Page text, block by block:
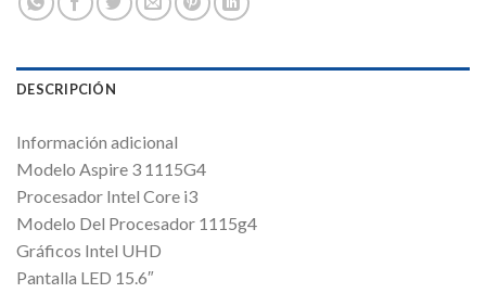
DESCRIPCIÓN
Información adicional
Modelo Aspire 3 1115G4
Procesador Intel Core i3
Modelo Del Procesador 1115g4
Gráficos Intel UHD
Pantalla LED 15.6″